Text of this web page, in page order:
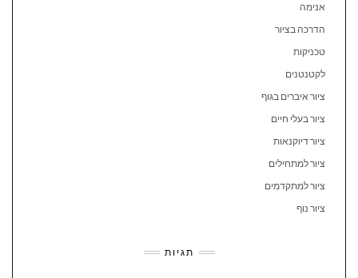
אנימה
הדרכה בציור
טכניקות
לקטנטנים
ציור איברים בגוף
ציור בעלי חיים
ציור דיוקנאות
ציור למתחילים
ציור למתקדמים
ציור נוף
תגיות